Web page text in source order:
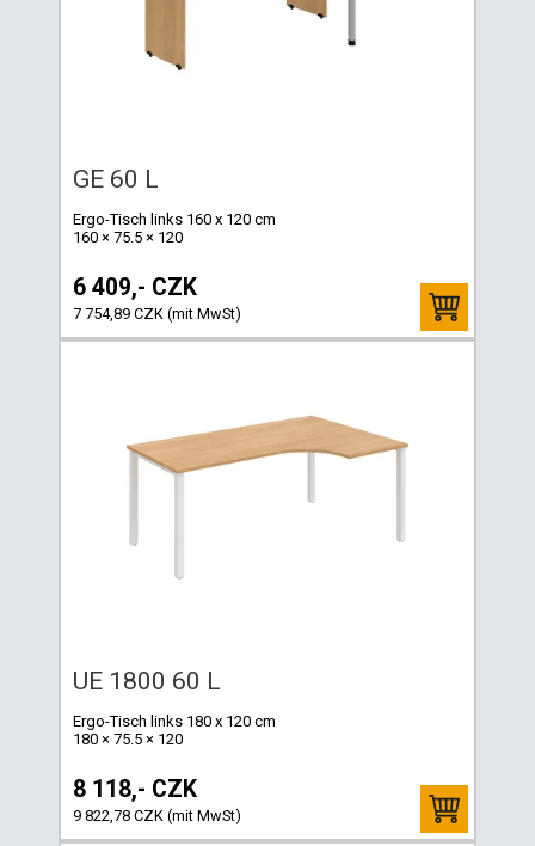
GE 60 L
Ergo-Tisch links 160 x 120 cm
160 × 75.5 × 120
6 409,- CZK
7 754,89 CZK (mit MwSt)
UE 1800 60 L
Ergo-Tisch links 180 x 120 cm
180 × 75.5 × 120
8 118,- CZK
9 822,78 CZK (mit MwSt)